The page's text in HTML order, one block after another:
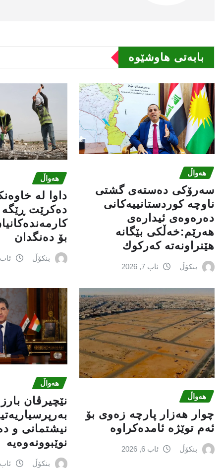
بابەتى هاوشێوە
هەواڵ
سه‌رۆكی دەستەی گشتی
ناوچە كوردستانییەكانی
دەرەوەی ئیدارەی
هەرێم:خه‌ڵكی بێگانه‌
هێنراونه‌ته‌ كه‌ركوك
بنکۆڵ ئاب 7, 2026
هەواڵ
داوا لە
دەکرێت ڕێگە
بۆ دەنگدان
بنکۆڵ ئاب 6, 2026
هەواڵ
چوار هەزار پارچە زەوی بۆ
ئەم توێژە ئامدەکراوە
بنکۆڵ ئاب 6, 2026
هەواڵ
نێچيرڤان
نیشتمانى و
نوێبوونەوەیە
بنکۆڵ ئاب 6, 2026